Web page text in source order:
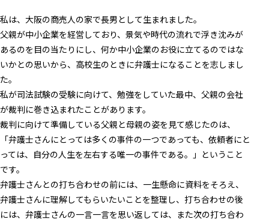
私は、大阪の商売人の家で長男として生まれました。
父親が中小企業を経営しており、景気や時代の流れで浮き沈みが
あるのを目の当たりにし、何か中小企業のお役に立てるのではな
いかとの思いから、高校生のときに弁護士になることを志しまし
た。
私が司法試験の受験に向けて、勉強をしていた最中、父親の会社
が裁判に巻き込まれたことがあります。
裁判に向けて準備している父親と母親の姿を見て感じたのは、
「弁護士さんにとっては多くの事件の一つであっても、依頼者にと
っては、自分の人生を左右する唯一の事件である。」ということ
です。
弁護士さんとの打ち合わせの前には、一生懸命に資料をそろえ、
弁護士さんに理解してもらいたいことを整理し、打ち合わせの後
には、弁護士さんの一言一言を思い返しては、また次の打ち合わ